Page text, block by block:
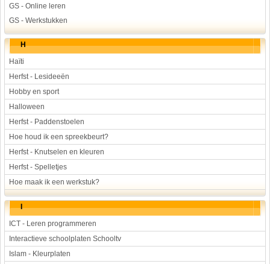
GS - Online leren
GS - Werkstukken
H
Haïti
Herfst - Lesideeën
Hobby en sport
Halloween
Herfst - Paddenstoelen
Hoe houd ik een spreekbeurt?
Herfst - Knutselen en kleuren
Herfst - Spelletjes
Hoe maak ik een werkstuk?
I
ICT - Leren programmeren
Interactieve schoolplaten Schooltv
Islam - Kleurplaten